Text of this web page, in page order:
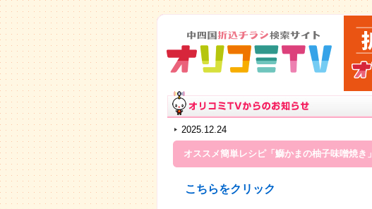
2025.12.24
オススメ簡単レシピ「鰤かまの柚子味噌焼き」
こちらをクリック